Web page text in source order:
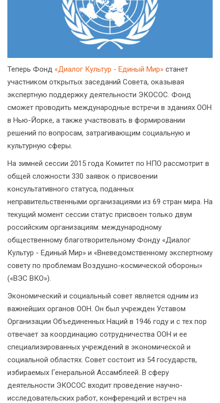
Теперь Фонд «Диалог Культур - Единый Мир» станет
участником открытых заседаний Совета, оказывая
экспертную поддержку деятельности ЭКОСОС. Фонд
сможет проводить международные встречи в зданиях ООН
в Нью-Йорке, а также участвовать в формировании
решений по вопросам, затрагивающим социальную и
культурную сферы.
На зимней сессии 2015 года Комитет по НПО рассмотрит в
общей сложности 330 заявок о присвоении
консультативного статуса, поданных
неправительственными организациями из 69 стран мира. На
текущий момент сессии статус присвоен только двум
российским организациям: международному
общественному благотворительному Фонду «Диалог
Культур - Единый Мир» и «Вневедомственному экспертному
совету по проблемам Воздушно-космической обороны»
(«ВЭС ВКО»).
Экономический и социальный совет является одним из
важнейших органов ООН. Он был учрежден Уставом
Организации Объединенных Наций в 1946 году и с тех пор
отвечает за координацию сотрудничества ООН и ее
специализированных учреждений в экономической и
социальной областях. Совет состоит из 54 государств,
избираемых Генеральной Ассамблеей. В сферу
деятельности ЭКОСОС входит проведение научно-
исследовательских работ, конференций и встреч на